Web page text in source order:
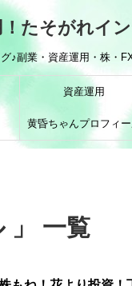
たそがれイ
♪副業・資産運用・株・
資産運用
黄昏ちゃんプロフィ
」 一覧